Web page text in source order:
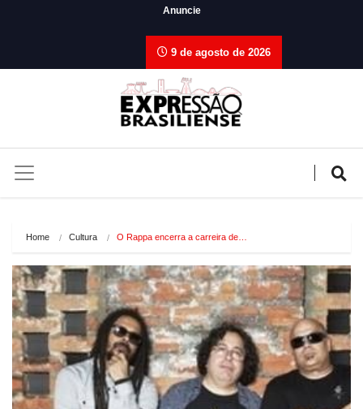
Anuncie
9 de agosto de 2026
Home Cultura O Rappa encerra a carreira de…